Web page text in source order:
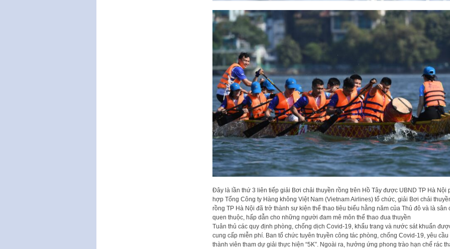
Đây là lần thứ 3 liên tiếp giải Bơi chải thuyền rồng trên Hồ Tây được UBND TP Hà Nội
hợp Tổng Công ty Hàng không Việt Nam (Vietnam Airlines) tổ chức, giải Bơi chải
rồng TP Hà Nội đã trở thành sự kiện thể thao tiêu biểu hằng năm của Thủ đô và là sân
quen thuộc, hấp dẫn cho những người đam mê môn thể thao đua thuyền
Tuân thủ các quy định phòng, chống dịch Covid-19, khẩu trang và nước sát khuẩn
cung cấp miễn phí. Ban tổ chức tuyên truyền công tác phòng, chống Covid-19, yêu cầu
thành viên tham dự giải thực hiện “5K”. Ngoài ra, hưởng ứng phong trào hạn chế rác